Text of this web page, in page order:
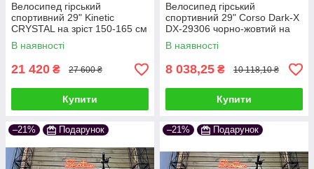
Велосипед гірський
спортивний 29" Kinetic
CRYSTAL на зріст 150-165 см
синій
В наявності
21 420 ₴ 27 600 ₴
Купити
Велосипед гірський
спортивний 29" Corso Dark-X
DX-29306 чорно-жовтий на
зріст 172-180 см
В наявності
8 038,25 ₴ 10 118,10 ₴
Купити
–21% Подарунок –21% Подарунок